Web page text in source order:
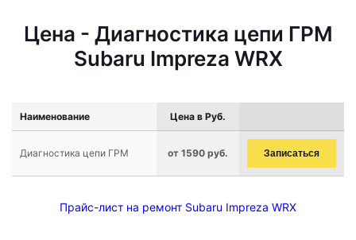
Цена - Диагностика цепи ГРМ
Subaru Impreza WRX
Наименование Цена в Руб.
Диагностика цепи ГРМ от 1590 руб. Записаться
Прайс-лист на ремонт Subaru Impreza WRX